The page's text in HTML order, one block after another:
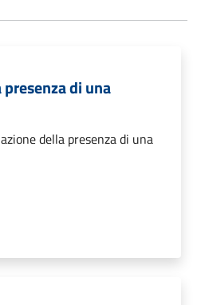
di una
della presenza di una